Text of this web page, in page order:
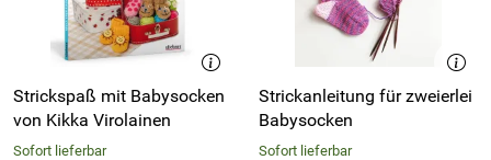
Strickspaß mit Babysocken
von Kikka Virolainen
Sofort lieferbar
Strickanleitung für zweierlei
Babysocken
Sofort lieferbar